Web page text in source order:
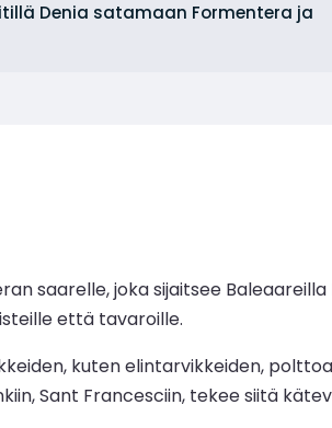
Denia satamaan Formentera ja
saarelle, joka sijaitsee Baleaareilla
että tavaroille.
kuten elintarvikkeiden,
Sant Francesciin, tekee siitä